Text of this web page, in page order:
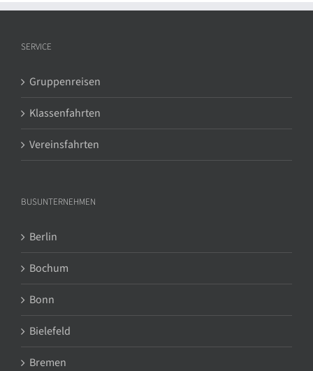
SERVICE
Gruppenreisen
Klassenfahrten
Vereinsfahrten
BUSUNTERNEHMEN
Berlin
Bochum
Bonn
Bielefeld
Bremen